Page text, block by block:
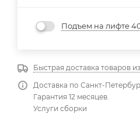
Подъем на лифте
Быстрая доставка товаров
Доставка по Санкт-
Гарантия 12 месяцев.
Услуги сборки